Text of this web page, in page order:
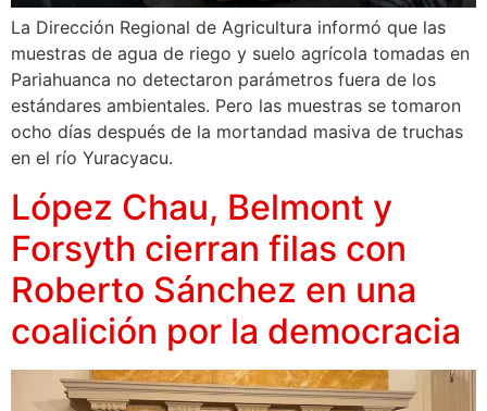
La Dirección Regional de Agricultura informó que las
muestras de agua de riego y suelo agrícola tomadas en
Pariahuanca no detectaron parámetros fuera de los
estándares ambientales. Pero las muestras se tomaron
ocho días después de la mortandad masiva de truchas
en el río Yuracyacu.
López Chau, Belmont y
Forsyth cierran filas con
Roberto Sánchez en una
coalición por la democracia